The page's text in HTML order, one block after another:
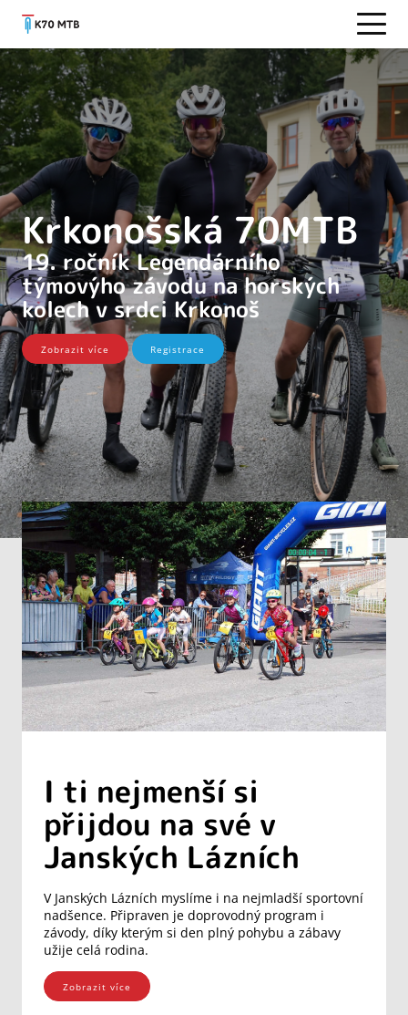
Krkonošská 70MTB
19. ročník Legendárního
týmovýho závodu na horských
kolech v srdci Krkonoš
Zobrazit více Registrace
I ti nejmenší si
přijdou na své v
Janských Lázních
V Janských Lázních myslíme i na nejmladší sportovní
nadšence. Připraven je doprovodný program i
závody, díky kterým si den plný pohybu a zábavy
užije celá rodina.
Zobrazit více